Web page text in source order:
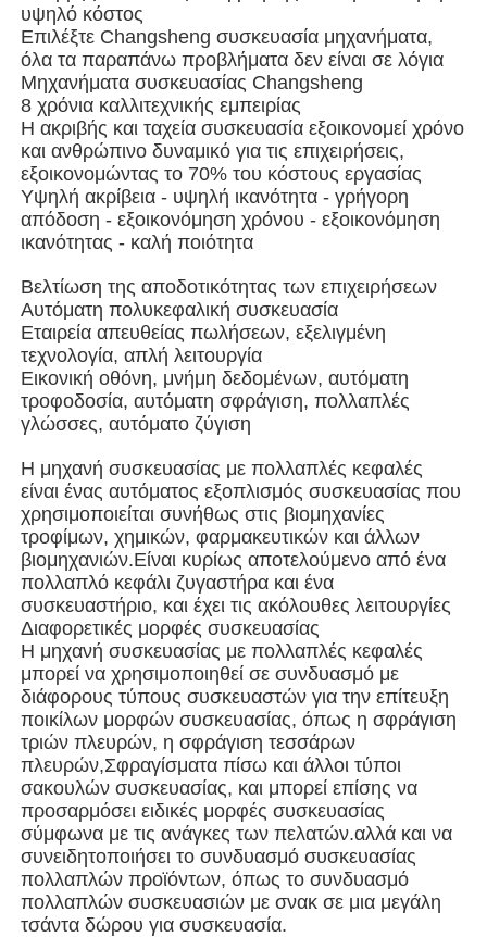
Μηχανή συσκευασίας πολλαπλών λωρίδων
Desiccant μηχανή Inserter
Μηχανή μέτρησης καρτών
Μηχανή συσκευασίας
Μηχανή πλήρωσης
μηχανή μπουλεττών
Μηχανή συσκευασίας σακούλας
μηχανή συσκευασίας τσαντών πλέγματος
Κάθετη μηχανή συσκευασίας
Οριζόντια μηχανή συσκευασίας
Μηχανή συσκευασίας οπτικής μέτρησης
Μηχανή συσκευασίας με πολλαπλές κεφαλές
υψηλό κόστος
Επιλέξτε Changsheng συσκευασία μηχανήματα,
όλα τα παραπάνω προβλήματα δεν είναι σε λόγια
Μηχανήματα συσκευασίας Changsheng
8 χρόνια καλλιτεχνικής εμπειρίας
Η ακριβής και ταχεία συσκευασία εξοικονομεί χρόνο
και ανθρώπινο δυναμικό για τις επιχειρήσεις,
εξοικονομώντας το 70% του κόστους εργασίας
Υψηλή ακρίβεια - υψηλή ικανότητα - γρήγορη
απόδοση - εξοικονόμηση χρόνου - εξοικονόμηση
ικανότητας - καλή ποιότητα
Βελτίωση της αποδοτικότητας των επιχειρήσεων
Αυτόματη πολυκεφαλική συσκευασία
Εταιρεία απευθείας πωλήσεων, εξελιγμένη
τεχνολογία, απλή λειτουργία
Εικονική οθόνη, μνήμη δεδομένων, αυτόματη
τροφοδοσία, αυτόματη σφράγιση, πολλαπλές
γλώσσες, αυτόματο ζύγιση
Η μηχανή συσκευασίας με πολλαπλές κεφαλές
είναι ένας αυτόματος εξοπλισμός συσκευασίας που
χρησιμοποιείται συνήθως στις βιομηχανίες
τροφίμων, χημικών, φαρμακευτικών και άλλων
βιομηχανιών.Είναι κυρίως αποτελούμενο από ένα
πολλαπλό κεφάλι ζυγαστήρα και ένα
συσκευαστήριο, και έχει τις ακόλουθες λειτουργίες
Διαφορετικές μορφές συσκευασίας
Η μηχανή συσκευασίας με πολλαπλές κεφαλές
μπορεί να χρησιμοποιηθεί σε συνδυασμό με
διάφορους τύπους συσκευαστών για την επίτευξη
ποικίλων μορφών συσκευασίας, όπως η σφράγιση
τριών πλευρών, η σφράγιση τεσσάρων
πλευρών,Σφραγίσματα πίσω και άλλοι τύποι
σακουλών συσκευασίας, και μπορεί επίσης να
προσαρμόσει ειδικές μορφές συσκευασίας
σύμφωνα με τις ανάγκες των πελατών.αλλά και να
συνειδητοποιήσει το συνδυασμό συσκευασίας
πολλαπλών προϊόντων, όπως το συνδυασμό
πολλαπλών συσκευασιών με σνακ σε μια μεγάλη
τσάντα δώρου για συσκευασία.